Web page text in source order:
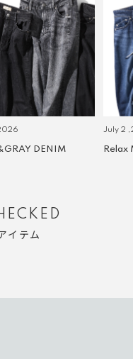
DENIM
July 2
Relax
イテム